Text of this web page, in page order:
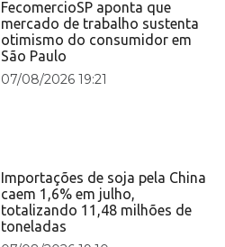
FecomercioSP aponta que
mercado de trabalho sustenta
otimismo do consumidor em
São Paulo
07/08/2026 19:21
Importações de soja pela China
caem 1,6% em julho,
totalizando 11,48 milhões de
toneladas